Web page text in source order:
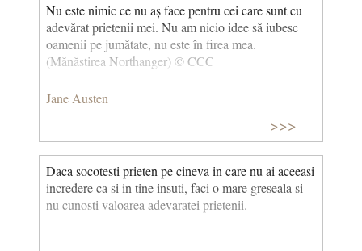
Nu este nimic ce nu aș face pentru cei care sunt cu
adevărat prietenii mei. Nu am nicio idee să iubesc
oamenii pe jumătate, nu este în firea mea.
(Mănăstirea Northanger) © CCC
Jane Austen
>>>
Daca socotesti prieten pe cineva in care nu ai aceeasi
incredere ca si in tine insuti, faci o mare greseala si
nu cunosti valoarea adevaratei prietenii.